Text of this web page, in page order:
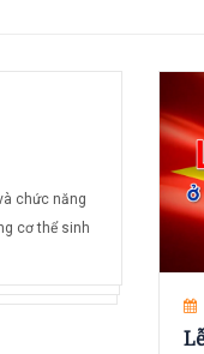
chức năng
cơ thể sinh